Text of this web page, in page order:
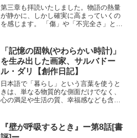
第三章も拝読いたしました。物語の熱量
が静かに、しかし確実に高まっていくの
を感じます。 「傷」や「不完全さ」とい
された、非常に重要な転換点となる章で
すね。特に感銘を受けたポイントを挙げ
させていただきます。
「記憶の固執(やわらかい時計)」
を生み出した画家、サルバドー
ル・ダリ【創作日記】
日本語で「暮らし」という言葉を使うと
きは、単なる物質的な側面だけでなく、
心の満足や生活の質、幸福感なども含め
らし」に関連される言葉になるようで
す。
『壁が呼吸するとき』ー第8話[書